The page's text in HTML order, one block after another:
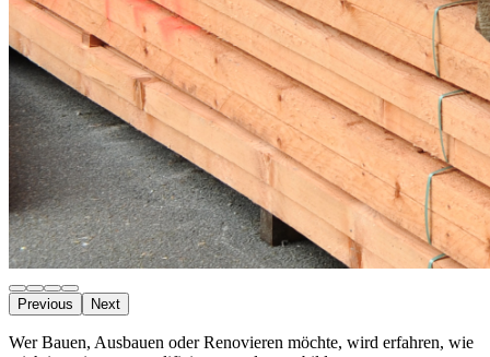
Previous Next
Wer Bauen, Ausbauen oder Renovieren möchte, wird erfahren, wie